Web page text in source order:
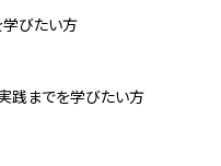
びたい方
践までを学びたい方